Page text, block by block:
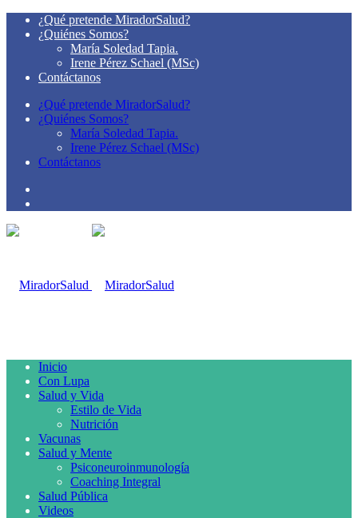
¿Qué pretende MiradorSalud?
¿Quiénes Somos?
María Soledad Tapia.
Irene Pérez Schael (MSc)
Contáctanos
¿Qué pretende MiradorSalud?
¿Quiénes Somos?
María Soledad Tapia.
Irene Pérez Schael (MSc)
Contáctanos
Inicio
Con Lupa
Salud y Vida
Estilo de Vida
Nutrición
Vacunas
Salud y Mente
Psiconeuroinmunología
Coaching Integral
Salud Pública
Videos